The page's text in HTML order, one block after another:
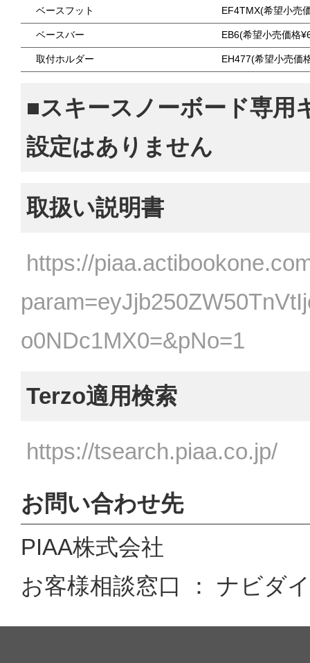
ベースフット EF4TMX(希望小売
ベースバー EB6(希望小売価格
取付ホルダー EH477(希望小売価
■スキースノーボード専
設定はありません
取扱い説明書
https://
o0NDc1MX0=&pNo=1
Terzo適用検索
https://tsearch.piaa.co.jp/
お問い合わせ先
PIAA株式会社
お客様相談窓口 ： ナビダ